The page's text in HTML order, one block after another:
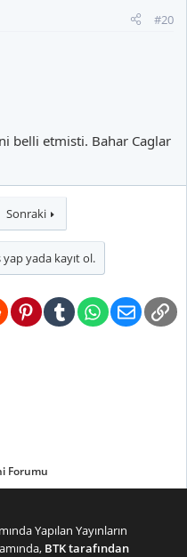
#20
belli etmisti. Bahar Caglar
Sonraki
yada kayıt ol.
RedditPinterestTumblrWhatsApp
E-posta
Forumu
Yapılan Yayınların
BTK tarafından